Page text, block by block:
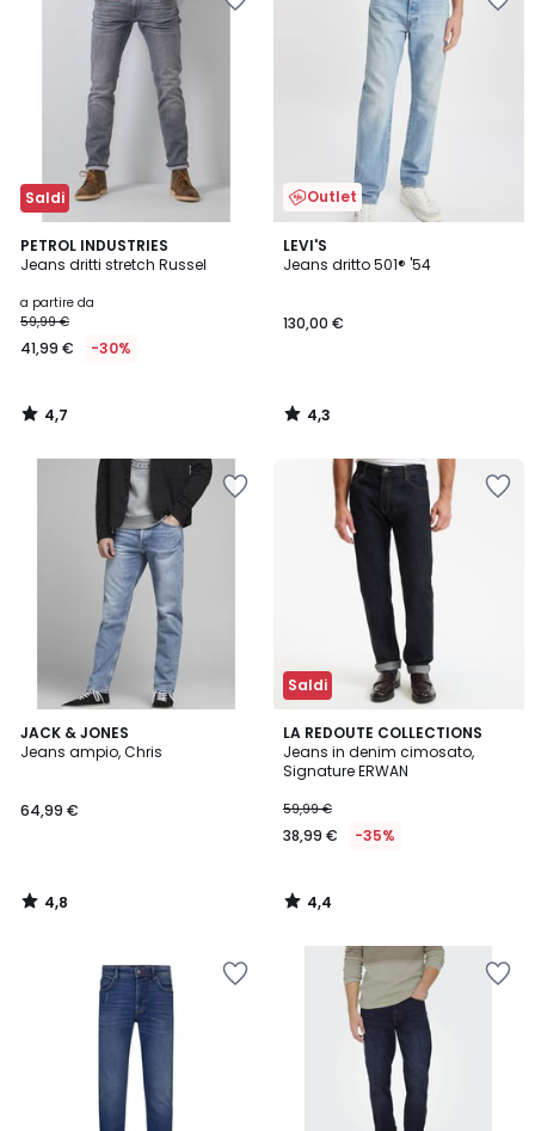
Saldi
PETROL INDUSTRIES
Jeans dritti stretch Russel
a partire da
59,99 €
41,99 € -30%
4,7
/ 5
4,7
/
Outlet
LEVI'S
Jeans dritto 501® '54
130,00 €
4,3
/ 5
4,3
/
JACK & JONES
Jeans ampio, Chris
64,99 €
4,8
/ 5
4,8
/
Saldi
LA REDOUTE COLLECTIONS
Jeans in denim cimosato,
Signature ERWAN
59,99 €
38,99 € -35%
4,4
/ 5
4,4
/